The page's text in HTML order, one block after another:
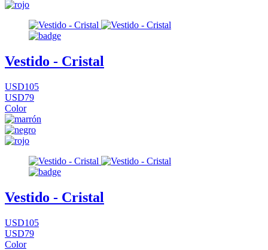
Vestido - Cristal
USD105
USD79
Color
Vestido - Cristal
USD105
USD79
Color